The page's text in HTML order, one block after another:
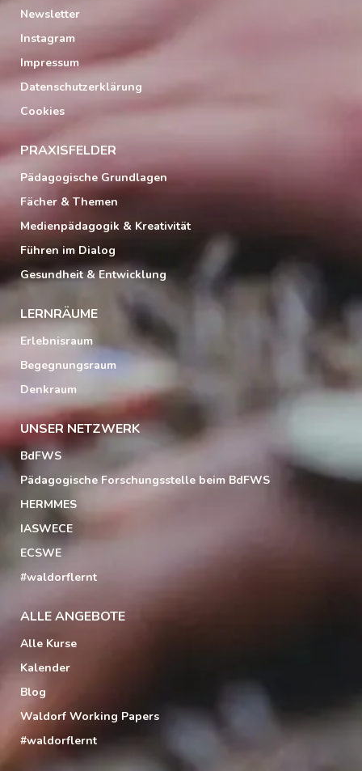
Newsletter
Instagram
Impressum
Datenschutzerklärung
Cookies
PRAXISFELDER
Pädagogische Grundlagen
Fächer & Themen
Medienpädagogik & Kreativität
Führen im Dialog
Gesundheit & Entwicklung
LERNRÄUME
Erlebnisraum
Begegnungsraum
Denkraum
UNSER NETZWERK
BdFWS
Pädagogische Forschungsstelle beim BdFWS
HERMMES
IASWECE
ECSWE
#waldorflernt
ALLE ANGEBOTE
Alle Kurse
Kalender
Blog
Waldorf Working Papers
#waldorflernt